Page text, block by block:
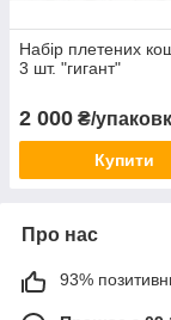
Набір плетених
3 шт. "гигант"
2 000 ₴/
Купити
Про нас
93%